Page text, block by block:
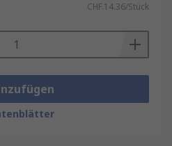
CHF.14.36/Stück